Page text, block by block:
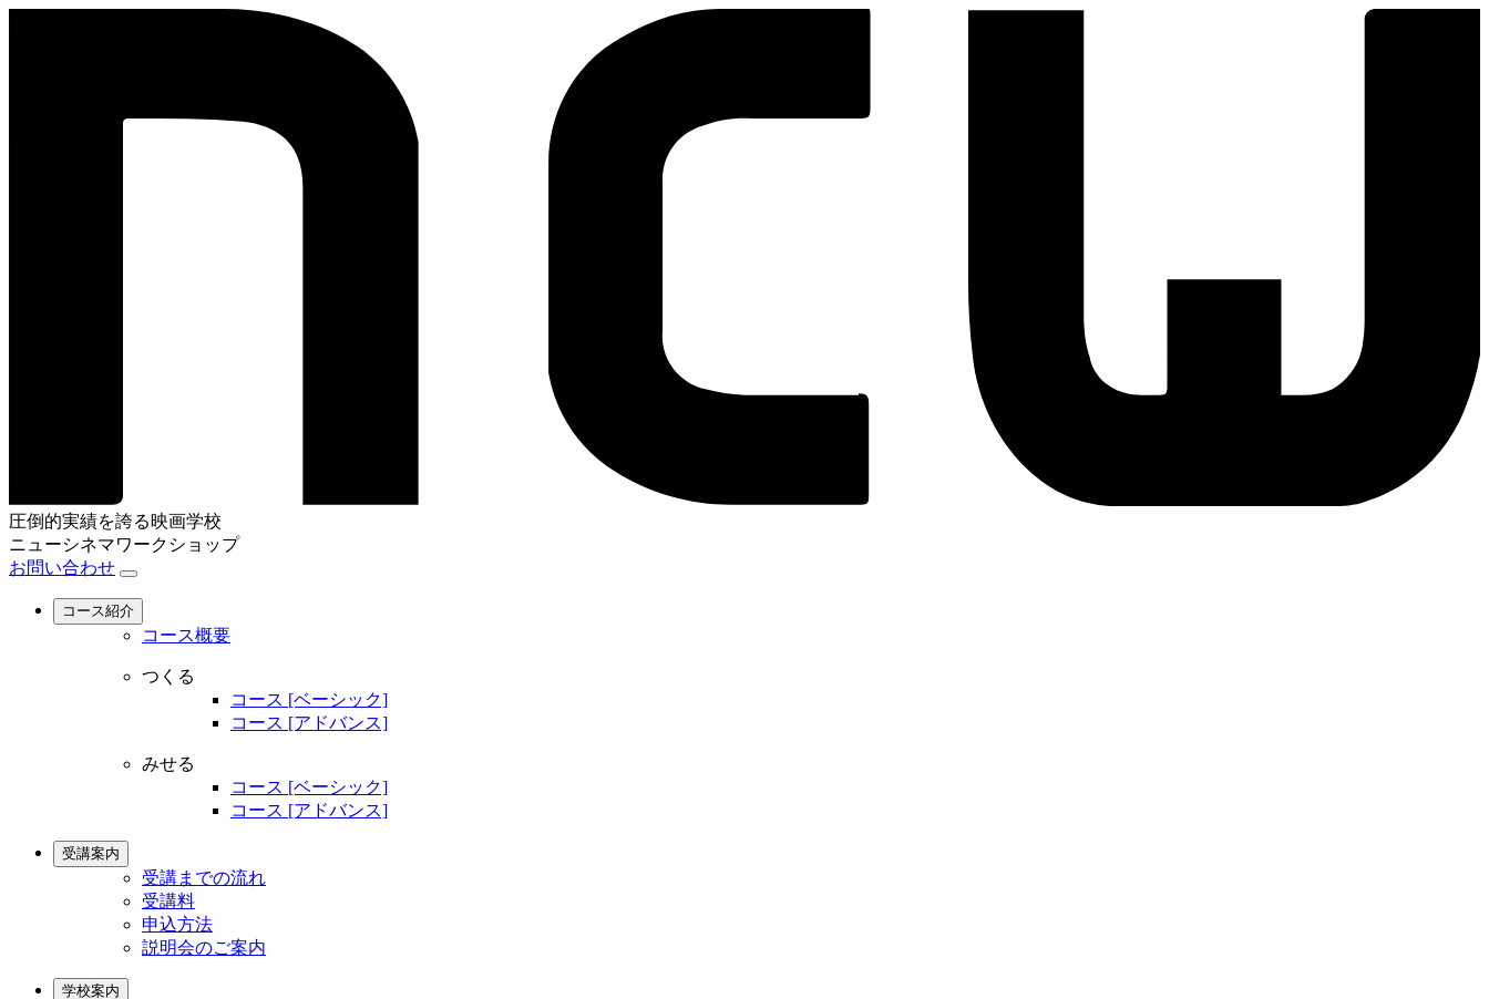
圧倒的実績を誇る映画学校
ニューシネマワークショップ
お問い合わせ
コース紹介
コース概要
つくる
コース [ベーシック]
コース [アドバンス]
みせる
コース [ベーシック]
コース [アドバンス]
受講案内
受講までの流れ
受講料
申込方法
説明会のご案内
学校案内